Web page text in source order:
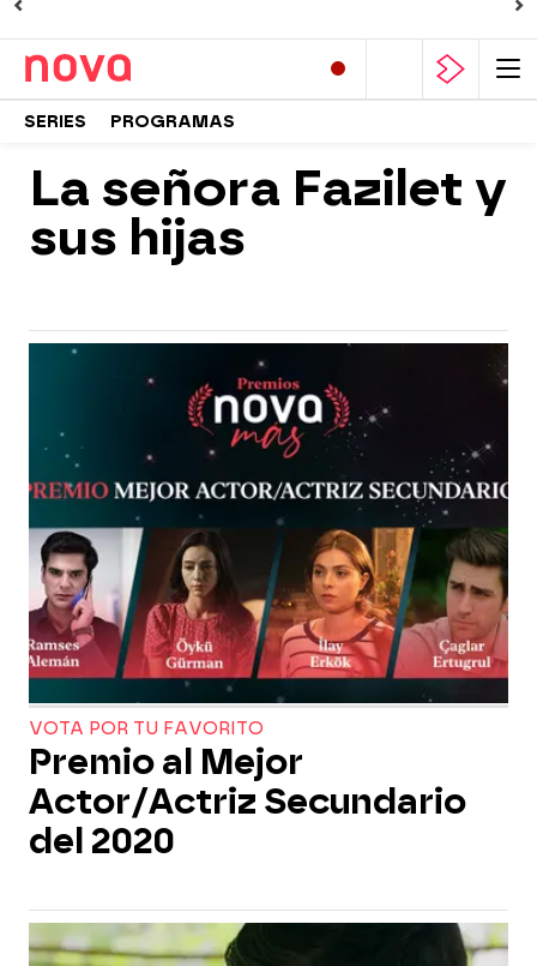
SERIES PROGRAMAS
La señora Fazilet y
sus hijas
VOTA POR TU FAVORITO
Premio al Mejor
Actor/Actriz Secundario
del 2020